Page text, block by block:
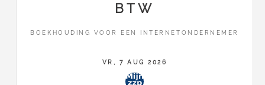
BTW
BOEKHOUDING VOOR EEN INTERNETONDERNEMER
VR, 7 AUG 2026